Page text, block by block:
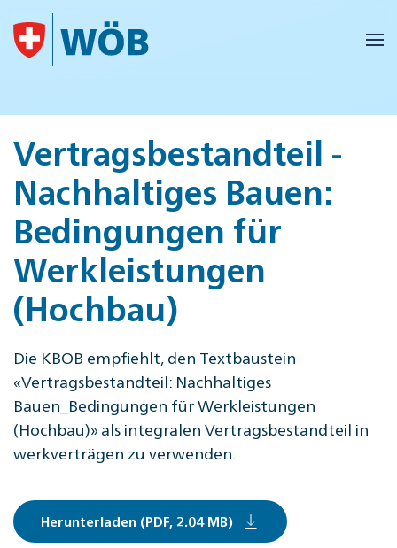
Skip to main content
Vertragsbestandteil -
Nachhaltiges Bauen:
Bedingungen für
Werkleistungen
(Hochbau)
Die KBOB empfiehlt, den Textbaustein
«Vertragsbestandteil: Nachhaltiges
Bauen_Bedingungen für Werkleistungen
(Hochbau)» als integralen Vertragsbestandteil in
werkverträgen zu verwenden.
Herunterladen (PDF, 2.04 MB)